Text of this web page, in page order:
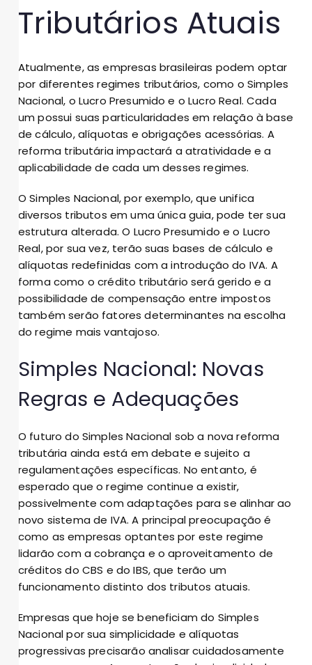
Tributários Atuais
Atualmente, as empresas brasileiras podem optar
por diferentes regimes tributários, como o Simples
Nacional, o Lucro Presumido e o Lucro Real. Cada
um possui suas particularidades em relação à base
de cálculo, alíquotas e obrigações acessórias. A
reforma tributária impactará a atratividade e a
aplicabilidade de cada um desses regimes.
O Simples Nacional, por exemplo, que unifica
diversos tributos em uma única guia, pode ter sua
estrutura alterada. O Lucro Presumido e o Lucro
Real, por sua vez, terão suas bases de cálculo e
alíquotas redefinidas com a introdução do IVA. A
forma como o crédito tributário será gerido e a
possibilidade de compensação entre impostos
também serão fatores determinantes na escolha
do regime mais vantajoso.
Simples Nacional: Novas
Regras e Adequações
O futuro do Simples Nacional sob a nova reforma
tributária ainda está em debate e sujeito a
regulamentações específicas. No entanto, é
esperado que o regime continue a existir,
possivelmente com adaptações para se alinhar ao
novo sistema de IVA. A principal preocupação é
como as empresas optantes por este regime
lidarão com a cobrança e o aproveitamento de
créditos do CBS e do IBS, que terão um
funcionamento distinto dos tributos atuais.
Empresas que hoje se beneficiam do Simples
Nacional por sua simplicidade e alíquotas
progressivas precisarão analisar cuidadosamente